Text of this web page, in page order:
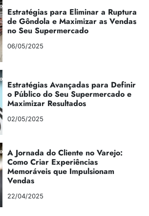
Estratégias para Eliminar a Ruptura
de Gôndola e Maximizar as Vendas
no Seu Supermercado
06/05/2025
Estratégias Avançadas para Definir
o Público do Seu Supermercado e
Maximizar Resultados
02/05/2025
A Jornada do Cliente no Varejo:
Como Criar Experiências
Memoráveis que Impulsionam
Vendas
22/04/2025